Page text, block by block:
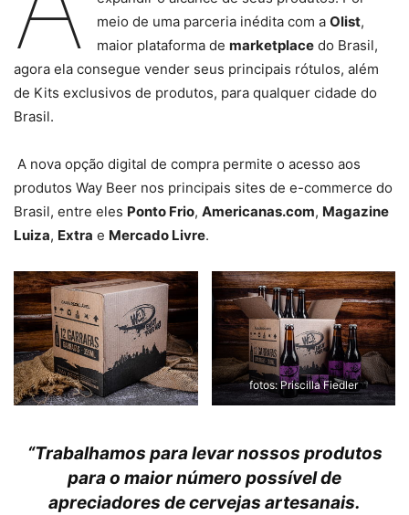
meio de uma parceria inédita com a Olist,
maior plataforma de marketplacedo Brasil,
agora ela consegue vender seus principais rótulos, além
de Kits exclusivos de produtos, para qualquer cidade do
Brasil.
A nova opção digital de compra permite o acesso aos
produtos Way Beer nos principais sites de e-commerce do
Brasil, entre eles Ponto Frio, Americanas.com, Magazine
Luiza, Extra e Mercado Livre.
fotos: Priscilla Fiedler
“Trabalhamos para levar nossos produtos
para o maior número possível de
apreciadores de cervejas artesanais.